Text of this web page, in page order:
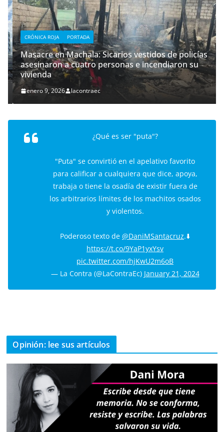
CRÓNICA ROJA PORTADA
Masacre en Machala: Sicarios vestidos de policías
asesinaron a cuatro personas e incendiaron su
vivienda
enero 9, 2026 lacontraec
¿Qué es ser "puta"?
"Puta" se convirtió en el apelativo favorito
para calificar a cualquiera que dice, apoya,
trabaja o tiene la osadía de existir fuera de
los arbitrarios límites de los machitos osados
y violentos.
Poderoso texto de @DaniMSantacruz.⬇️
https://t.co/9YaP1yxYsv
pic.twitter.com/hjKwU2m6oB
— La Contra (@LaContraEc) January 21, 2024
Opinión: lee sus artículos